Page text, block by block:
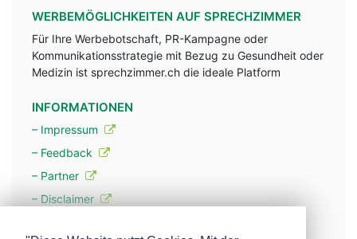
WERBEMÖGLICHKEITEN AUF SPRECHZIMMER
Für Ihre Werbebotschaft, PR-Kampagne oder
Kommunikationsstrategie mit Bezug zu Gesundheit oder
Medizin ist sprechzimmer.ch die ideale Platform
INFORMATIONEN
– Impressum
– Feedback
– Partner
– Disclaimer